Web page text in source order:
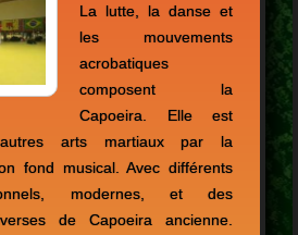
La lutte, la danse et
les mouvements
acrobatiques
composent la
Capoeira. Elle est
arts martiaux par la
fond musical. Avec différents
modernes, et des
de Capoeira ancienne.